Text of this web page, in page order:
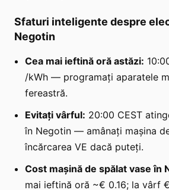
Sfaturi inteligente despre
Negotin
Cea mai ieftină oră astăzi:
/kWh — programați aparatele
fereastră.
Evitați vârful: 20:00 CEST
în Negotin — amânați mașina
încărcarea VE dacă puteți.
Cost mașină de spălat vase în
mai ieftină oră ~€ 0.16; la vârf